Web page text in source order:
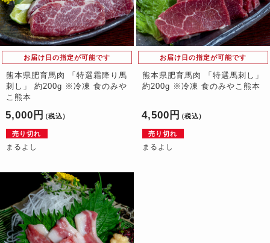
お届け日の指定が可能です
熊本県肥育馬肉 「特選霜降り馬
刺し」 約200g ※冷凍 食のみや
こ熊本
5,000円 （税込）
売り切れ
まるよし
お届け日の指定が可能です
熊本県肥育馬肉 「特選馬刺し」
約200g ※冷凍 食のみやこ熊本
4,500円 （税込）
売り切れ
まるよし